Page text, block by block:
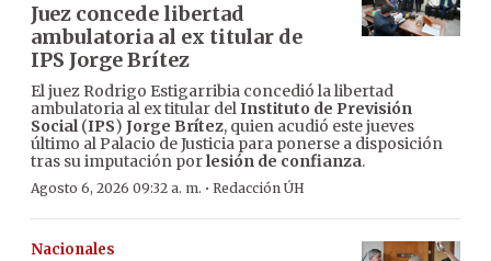
Juez concede libertad
ambulatoria al ex titular de
IPS Jorge Brítez
El juez Rodrigo Estigarribia concedió la libertad
ambulatoria al ex titular delInstituto de Previsión
Social(IPS) Jorge Brítez, quien acudió este jueves
último al Palacio de Justicia para ponerse a disposición
tras su imputación porlesión de confianza.
Agosto 6, 2026 09:32 a. m. · Redacción ÚH
Nacionales